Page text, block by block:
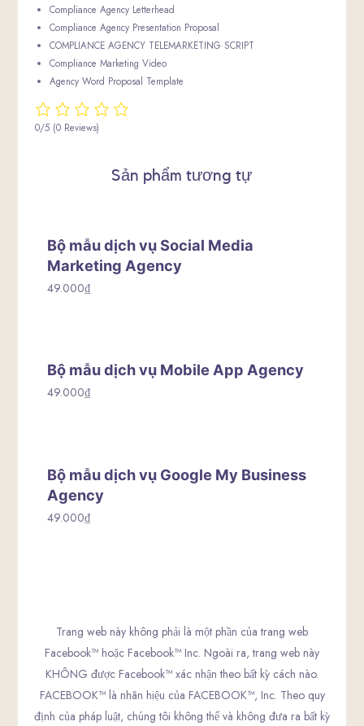
Compliance Agency Letterhead
Compliance Agency Presentation Proposal
COMPLIANCE AGENCY TELEMARKETING SCRIPT
Compliance Marketing Video
Agency Word Proposal Template
0/5 (0 Reviews)
Sản phẩm tương tự
Bộ mẫu dịch vụ Social Media
Marketing Agency
49.000₫
Bộ mẫu dịch vụ Mobile App Agency
49.000₫
Bộ mẫu dịch vụ Google My Business
Agency
49.000₫
Trang web này không phải là một phần của trang web
Facebook™ hoặc Facebook™ Inc. Ngoài ra, trang web này
KHÔNG được Facebook™ xác nhận theo bất kỳ cách nào.
FACEBOOK™ là nhãn hiệu của FACEBOOK™, Inc. Theo quy
định của pháp luật, chúng tôi không thể và không đưa ra bất kỳ